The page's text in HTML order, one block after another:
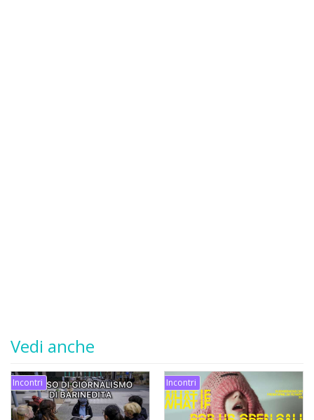
Vedi anche
Incontri Incontri